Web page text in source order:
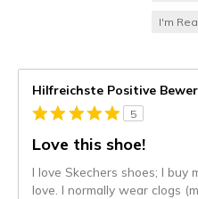
I'm
Hilfreichste Positive
5
Love this shoe!
I love Skechers shoes; I buy
love. I normally wear clogs